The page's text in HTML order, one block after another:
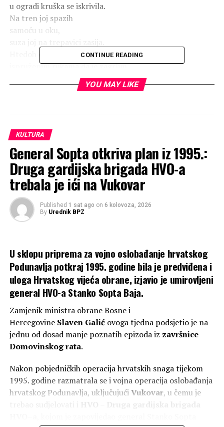
u ogradi kruška se iskrivila.
Na tren joj spazih
samoću u oku,
Htedoh da je pitam kako je tata,
ispruženim rukama da je zagrlim…
Pažnju mi skrenu ptica na krovu,
majka se u senku pretvori.
Kći njena zbunjena osta
Ljiljana Skelić Vemić
/april 2026./
RELATED TOPICS:
UP NEXT
Marko Ljubic..SRAMOTAN NASLOV I TEKST JUTARNJEG
Goranci oživjeli povijest: Blagoslov kapelice i kip Gospe
na mjestu prvog župnog sjedišta
CONTINUE READING
YOU MAY LIKE
KULTURA
General Sopta otkriva plan iz 1995.:
Druga gardijska brigada HVO-a
trebala je ići na Vukovar
Published 1 sat ago on 6 kolovoza, 2026
By Urednik BPZ
U sklopu priprema za vojno oslobađanje hrvatskog
Podunavlja potkraj 1995. godine bila je predviđena i
uloga Hrvatskog vijeća obrane, izjavio je umirovljeni
general HVO-a Stanko Sopta Baja.
Zamjenik ministra obrane Bosne i
Hercegovine Slaven Galićovoga tjedna podsjetio je na
jednu od dosad manje poznatih epizoda iz završnice
Domovinskog rata.
Nakon pobjedničkih operacija hrvatskih snaga tijekom
1995. godine razmatrala se i vojna operacija oslobađanja
hrvatskog Podunavlja, uključujućiVukovar, u čemu je